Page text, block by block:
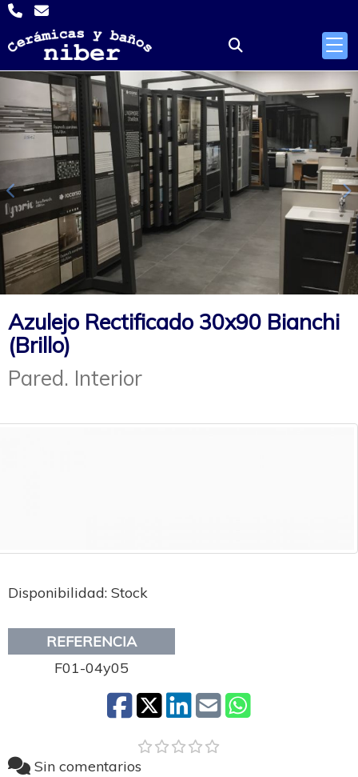
Anterior
Azulejo Rectificado 30x90 Bianchi
(Brillo)
Pared. Interior
Disponibilidad: Stock
REFERENCIA
F01-04y05
Sin comentarios